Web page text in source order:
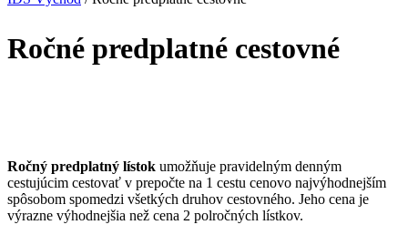
Ročné predplatné cestovné
Ročný predplatný lístok umožňuje pravidelným denným
cestujúcim cestovať v prepočte na 1 cestu cenovo najvýhodnejším
spôsobom spomedzi všetkých druhov cestovného. Jeho cena je
výrazne výhodnejšia než cena 2 polročných lístkov.